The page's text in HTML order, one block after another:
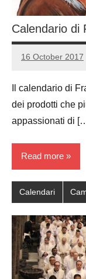
Calendario di
16 October 2017
Luca
2
Il calendario di
dei prodotti che
appassionati di
Read more
Calendari